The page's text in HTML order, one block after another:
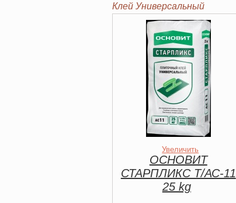
Клей Универсальный
Увеличить
ОСНОВИТ
СТАРПЛИКС Т/АС-11
25 kg